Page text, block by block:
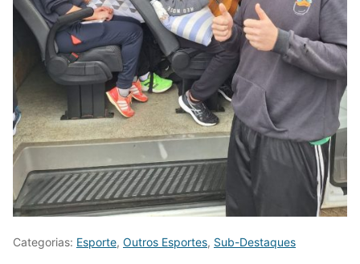
Categorias: Esporte, Outros Esportes, Sub-Destaques